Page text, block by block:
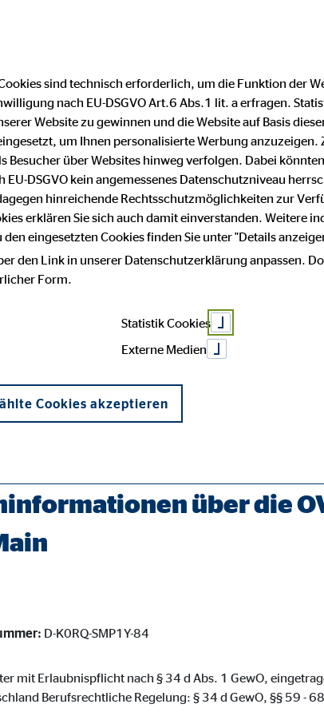
Impressum
AG
über die
D-K0RQ-SMP1Y-84
mit Erlaubnispflicht nach § 34 d Abs. 1 GewO,
Berufsrechtliche Regelung: § 34 d GewO, §§ 59 -
sind technisch erforderlich, um die Funktion der
nach EU-DSGVO Art.6 Abs.1 lit. a erfragen.
Website zu gewinnen und die Website auf Basis
um Ihnen personalisierte Werbung anzuzeigen.
Besucher über Websites hinweg verfolgen. Dabei
DSGVO kein angemessenes Datenschutzniveau
hinreichende Rechtsschutzmöglichkeiten zur
erklären Sie sich auch damit einverstanden. Weitere
eingesetzten Cookies finden Sie unter "Details
den Link in unserer Datenschutzerklärung anpassen.
Form.
Statistik Cookies
Externe Medien
Cookies akzeptieren
und sind für die einwandfreie Funktion der Website
Association
von Benutzereinstellungen